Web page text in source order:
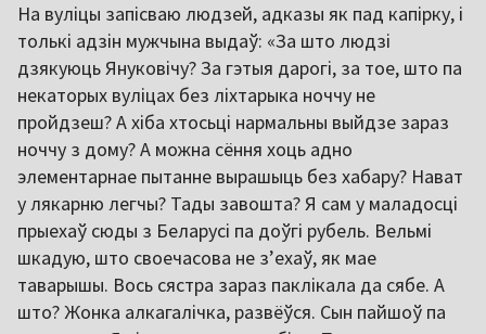
На вуліцы запісваю людзей, адказы як пад капірку, і
толькі адзін мужчына выдаў: «За што людзі
дзякуюць Януковічу? За гэтыя дарогі, за тое, што па
некаторых вуліцах без ліхтарыка ноччу не
пройдзеш? А хіба хтосьці нармальны выйдзе зараз
ноччу з дому? А можна сёння хоць адно
элементарнае пытанне вырашыць без хабару? Нават
у лякарню легчы? Тады завошта? Я сам у маладосці
прыехаў сюды з Беларусі па доўгі рубель. Вельмі
шкадую, што своечасова не зʼехаў, як мае
таварышы. Вось сястра зараз паклікала да сябе. А
што? Жонка алкагалічка, развёўся. Сын пайшоў па